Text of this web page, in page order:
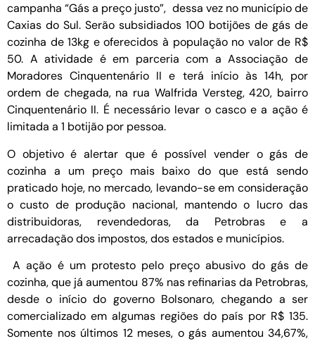
campanha “Gás a preço justo”, dessa vez no município de
Caxias do Sul. Serão subsidiados 100 botijões de gás de
cozinha de 13kg e oferecidos à população no valor de R$
50. A atividade é em parceria com a Associação de
Moradores Cinquentenário II e terá início às 14h, por
ordem de chegada, na rua Walfrida Versteg, 420, bairro
Cinquentenário II. É necessário levar o casco e a ação é
limitada a 1 botijão por pessoa.
O objetivo é alertar que é possível vender o gás de
cozinha a um preço mais baixo do que está sendo
praticado hoje, no mercado, levando-se em consideração
o custo de produção nacional, mantendo o lucro das
distribuidoras, revendedoras, da Petrobras e a
arrecadação dos impostos, dos estados e municípios.
A ação é um protesto pelo preço abusivo do gás de
cozinha, que já aumentou 87% nas refinarias da Petrobras,
desde o início do governo Bolsonaro, chegando a ser
comercializado em algumas regiões do país por R$ 135.
Somente nos últimos 12 meses, o gás aumentou 34,67%,